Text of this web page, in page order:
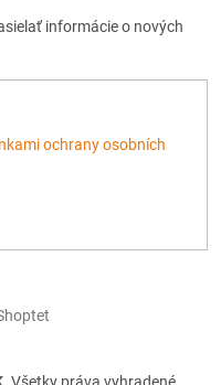
informácie o nových
ochrany osobních
. Všetky práva vyhradené.